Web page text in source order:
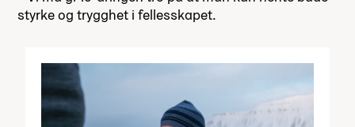
styrke og trygghet i fellesskapet.